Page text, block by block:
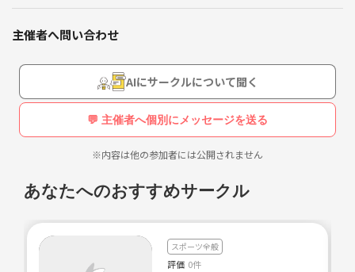
学リトルシニア硬式野球経験者1名 その他は未経験者)
一緒に楽しく、野球しませんか？
主催者へ問い合わせ
AIにサークルについて聞く
💬 主催者へ個別にメッセージを送る
※内容は他の参加者には公開されません
あなたへのおすすめサークル
スポーツ全般
評価 0件